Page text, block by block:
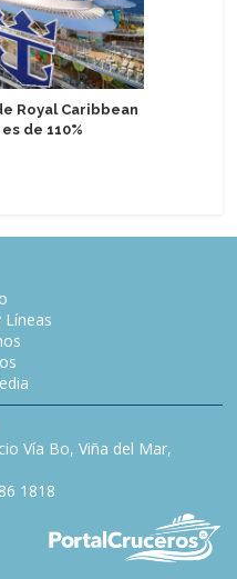
Royal Caribbean
de 110%
Líneas
Vía Bo, Viña del Mar,
1818